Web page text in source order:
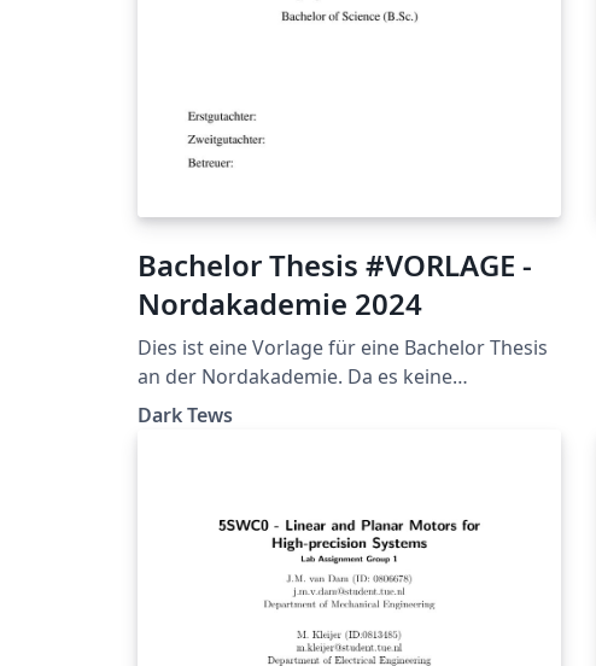
Bachelor Thesis #VORLAGE -
Nordakademie 2024
Dies ist eine Vorlage für eine Bachelor Thesis
an der Nordakademie. Da es keine
allgemeinen Anforderung bei der NAK gibt,
Vorlage von Christian Täumel aus seinem
https://github.com/CTaeumel/Latex-Vorlage-
Nordakademie-Bachelorarbeit.
Dark Tews